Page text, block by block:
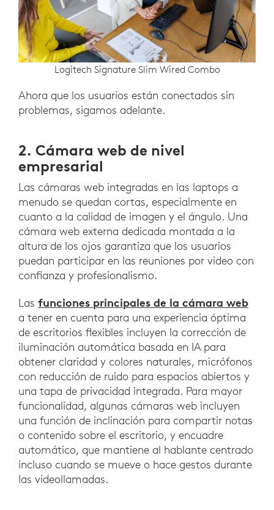
Logitech Signature Slim Wired Combo
Ahora que los usuarios están conectados sin
problemas, sigamos adelante.
2. Cámara web de nivel
empresarial
Las cámaras web integradas en las laptops a
menudo se quedan cortas, especialmente en
cuanto a la calidad de imagen y el ángulo. Una
cámara web externa dedicada montada a la
altura de los ojos garantiza que los usuarios
puedan participar en las reuniones por video con
confianza y profesionalismo.
Las funciones principales de la cámara web
a tener en cuenta para una experiencia óptima
de escritorios flexibles incluyen la corrección de
iluminación automática basada en IA para
obtener claridad y colores naturales, micrófonos
con reducción de ruido para espacios abiertos y
una tapa de privacidad integrada. Para mayor
funcionalidad, algunas cámaras web incluyen
una función de inclinación para compartir notas
o contenido sobre el escritorio, y encuadre
automático, que mantiene al hablante centrado
incluso cuando se mueve o hace gestos durante
las videollamadas.